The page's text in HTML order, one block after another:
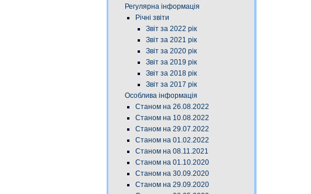
Регулярна інформація
Річні звіти
Звіт за 2022 рік
Звіт за 2021 рік
Звіт за 2020 рік
Звіт за 2019 рік
Звіт за 2018 рік
Звіт за 2017 рік
Особлива інформація
Станом на 26.08.2022
Станом на 10.08.2022
Станом на 29.07.2022
Станом на 01.02.2022
Станом на 08.11.2021
Станом на 01.10.2020
Станом на 30.09.2020
Станом на 29.09.2020